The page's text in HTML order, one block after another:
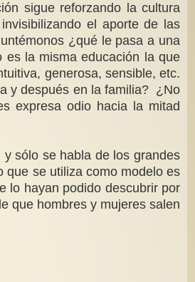
sigue reforzando la cultura
el aporte de las
¿qué le pasa a una
la misma educación la que
generosa, sensible, etc.
y después en la familia? ¿No
expresa odio hacia la mitad
sólo se habla de los grandes
que se utiliza como modelo es
lo hayan podido descubrir por
que hombres y mujeres salen